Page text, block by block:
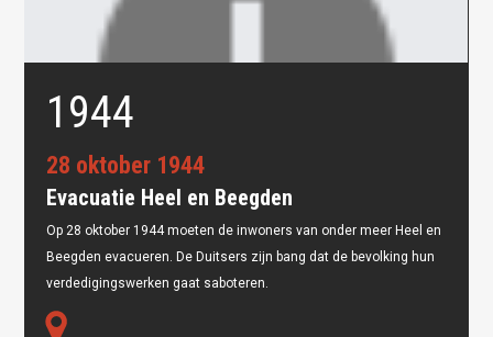
Oops! Something went
wrong.
1944
28 oktober 1944
Evacuatie Heel en Beegden
Op 28 oktober 1944 moeten de inwoners van onder meer Heel en
Beegden evacueren. De Duitsers zijn bang dat de bevolking hun
verdedigingswerken gaat saboteren.